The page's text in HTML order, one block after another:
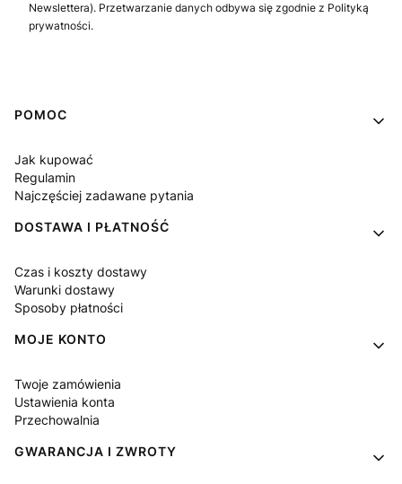
Newslettera). Przetwarzanie danych odbywa się zgodnie z Polityką
prywatności.
Linki w stopce
POMOC
Jak kupować
Regulamin
Najczęściej zadawane pytania
DOSTAWA I PŁATNOŚĆ
Czas i koszty dostawy
Warunki dostawy
Sposoby płatności
MOJE KONTO
Twoje zamówienia
Ustawienia konta
Przechowalnia
GWARANCJA I ZWROTY